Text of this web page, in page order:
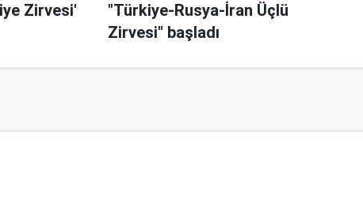
Zirvesi'
"Türkiye-Rusya-İran Üçlü
Zirvesi" başladı